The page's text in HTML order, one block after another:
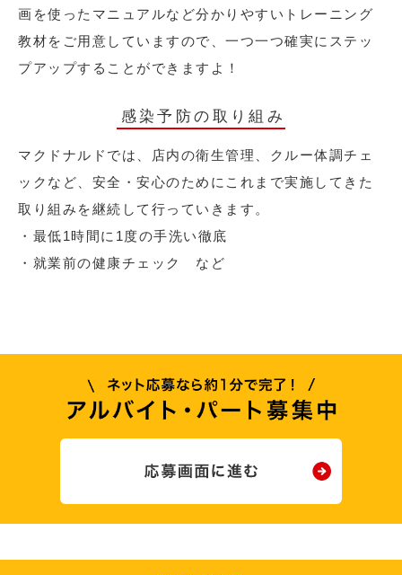
画を使ったマニュアルなど分かりやすいトレーニング
教材をご用意していますので、一つ一つ確実にステッ
プアップすることができますよ！
感染予防の取り組み
マクドナルドでは、店内の衛生管理、クルー体調チェ
ックなど、安全・安心のためにこれまで実施してきた
取り組みを継続して行っていきます。
・最低1時間に1度の手洗い徹底
・就業前の健康チェック など